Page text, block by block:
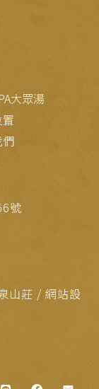
大眾湯
號
山莊 / 網站設